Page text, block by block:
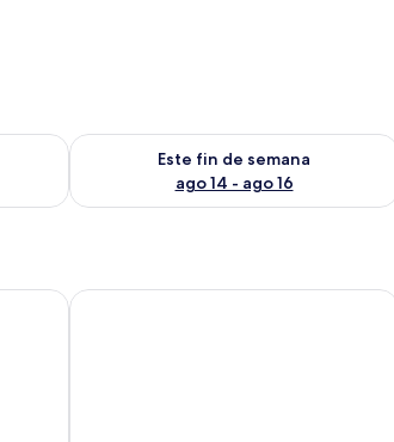
ago 9 - ago 10
Este fin de semana
ago 14 - ago 16
Consulta la disponibilidad para este
Round Hill Hotel And Villas